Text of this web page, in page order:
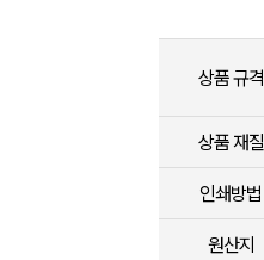
상품 규격
상품 재질
인쇄방법
원산지